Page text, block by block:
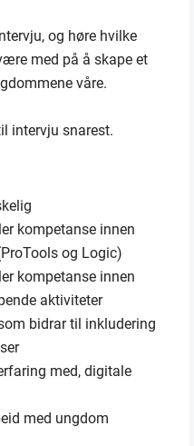
og høre hvilke
med på å skape et
våre.
intervju snarest.
kompetanse innen
og Logic)
kompetanse innen
aktiviteter
bidrar til inkludering
med, digitale
med ungdom